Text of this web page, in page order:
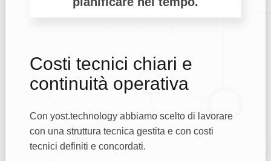
Costi tecnici chiari e
continuità operativa
Con yost.technology abbiamo scelto di lavorare
con una struttura tecnica gestita e con costi
tecnici definiti e concordati.